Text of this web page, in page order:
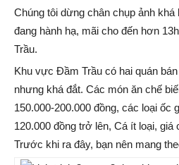
Chúng tôi dừng chân chụp ảnh khá
đang hành hạ, mãi cho đến hơn
Trầu.
Khu vực Đầm Trầu có hai quán
nhưng khá đắt. Các món ăn chế
150.000-200.000 đồng, các loại ốc
120.000 đồng trở lên, Cá ít loại,
Trước khi ra đây, bạn nên mang